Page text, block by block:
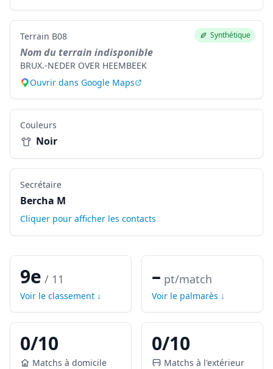
Synthétique
Terrain B08
Nom du terrain indisponible
BRUX.-NEDER OVER HEEMBEEK
Ouvrir dans Google Maps
Couleurs
Noir
Secrétaire
Bercha M
Cliquer pour afficher les contacts
9e / 11
Voir le classement ↓
– pt/match
Voir le palmarès ↓
0/10
Matchs à domicile
0/10
Matchs à l'extérieur